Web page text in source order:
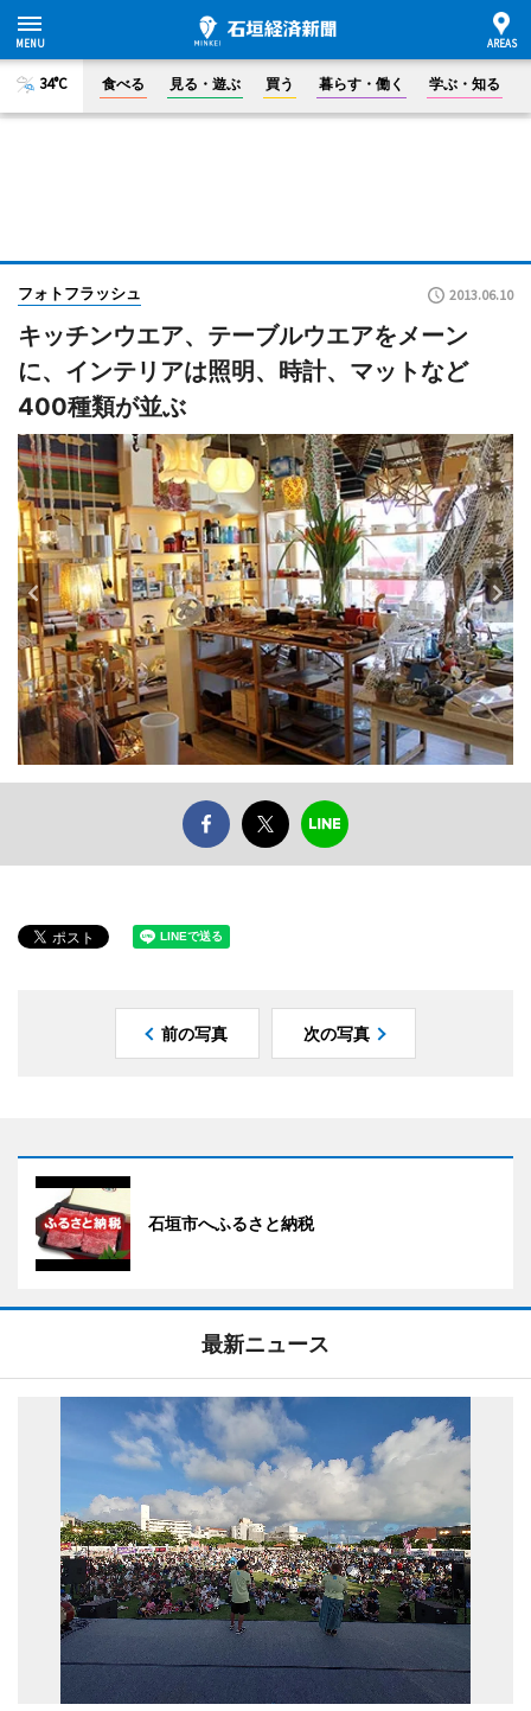
34°C 食べる 見る・遊ぶ 買う 暮らす・働く 学ぶ・知る
フォトフラッシュ 2013.06.10
キッチンウエア、テーブルウエアをメーン
に、インテリアは照明、時計、マットなど
400種類が並ぶ
前の写真 次の写真
石垣市へふるさと納税
最新ニュース